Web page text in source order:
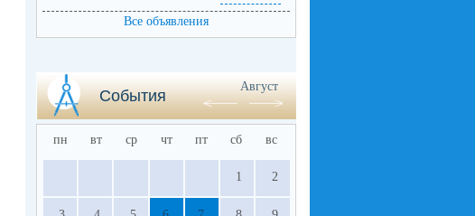
Все объявления
События
Август
пн вт ср чт пт сб вс
1 2